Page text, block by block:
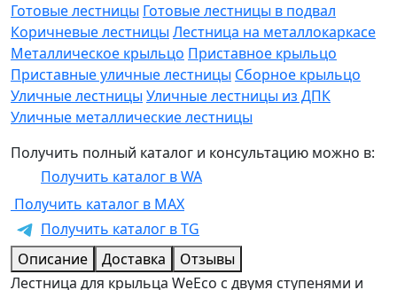
Готовые лестницы Готовые лестницы в подвал
Коричневые лестницы Лестница на металлокаркасе
Металлическое крыльцо Приставное крыльцо
Приставные уличные лестницы Сборное крыльцо
Уличные лестницы Уличные лестницы из ДПК
Уличные металлические лестницы
Получить полный каталог и консультацию можно в:
Получить каталог в WA
Получить каталог в MAX
Получить каталог в TG
Описание
Доставка
Отзывы
Лестница для крыльца WeEco с двумя ступенями и